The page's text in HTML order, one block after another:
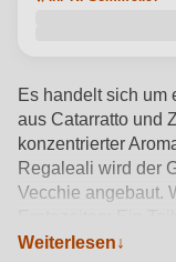
Es handelt sich um
aus Catarratto und
konzentrierter
Regaleali wird der
Vecchie angebaut.
Mineralität zu
Weiterlesen